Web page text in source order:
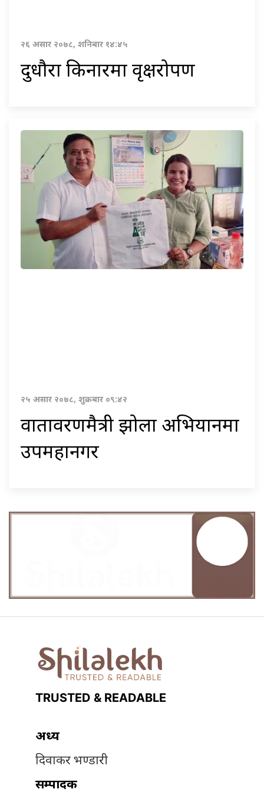
२६ असार २०७८, शनिबार १४:४५
दुधौरा किनारमा वृक्षरोपण
२५ असार २०७८, शुक्रबार ०९:४२
वातावरणमैत्री झोला अभियानमा
उपमहानगर
TRUSTED & READABLE
अध्यक्ष
दिवाकर भण्डारी
सम्पादक